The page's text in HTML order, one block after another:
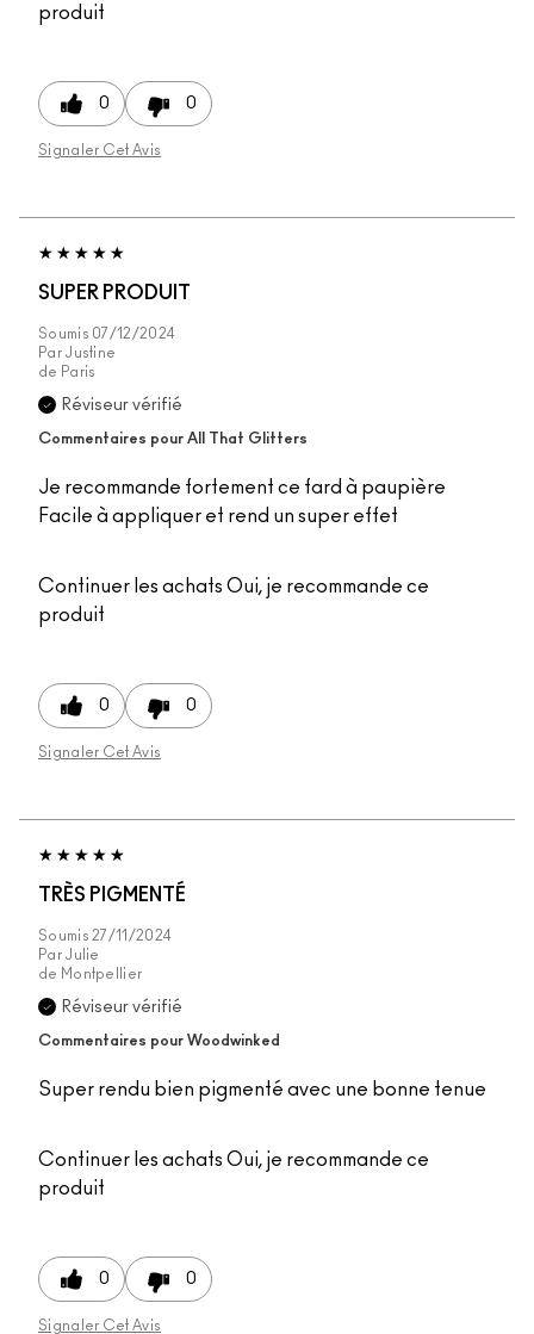
produit
0 0
Signaler Cet Avis
SUPER PRODUIT
Soumis 07/12/2024
Par Justine
de Paris
Réviseur vérifié
Commentaires pour All That Glitters
Je recommande fortement ce fard à paupière
Facile à appliquer et rend un super effet
Continuer les achats Oui, je recommande ce
produit
0 0
Signaler Cet Avis
TRÈS PIGMENTÉ
Soumis 27/11/2024
Par Julie
de Montpellier
Réviseur vérifié
Commentaires pour Woodwinked
Super rendu bien pigmenté avec une bonne tenue
Continuer les achats Oui, je recommande ce
produit
0 0
Signaler Cet Avis